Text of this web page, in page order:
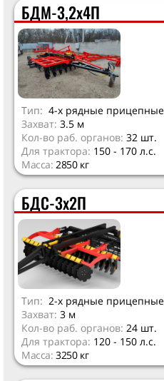
БДМ-3,2х4П
Тип: 4-х рядные прицепные
Захват: 3.5 м
Кол-во раб. органов: 32 шт.
Для трактора: 150 - 170 л.с.
Масса: 2850 кг
БДС-3х2П
Тип: 2-х рядные прицепные
Захват: 3 м
Кол-во раб. органов: 24 шт.
Для трактора: 120 - 150 л.с.
Масса: 3250 кг